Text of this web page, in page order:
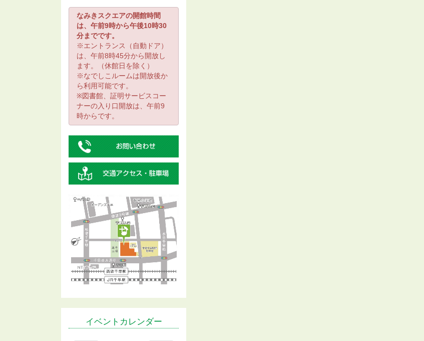
なみきスクエアの開館時間
は、午前9時から午後10時30
分までです。
※エントランス（自動ドア）
は、午前8時45分から開放し
ます。（休館日を除く）
※なでしこルームは開放後か
ら利用可能です。
※図書館、証明サービスコー
ナーの入り口開放は、午前9
時からです。
イベントカレンダー